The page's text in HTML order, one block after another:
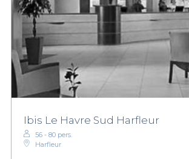
Ibis Le Havre Sud Harfleur
56 - 80 pers.
Harfleur